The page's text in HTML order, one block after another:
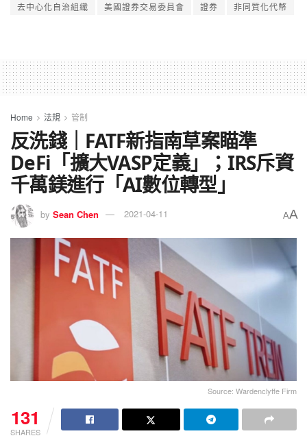
去中心化自治組織
美國證券交易委員會 證券 非同質化代幣
Home 法規 管制
反洗錢｜FATF新指南草案瞄準
DeFi「擴大VASP定義」；IRS斥資
千萬鎂進行「AI數位轉型」
by Sean Chen 2021-04-11 AA
Source: Wardenclyffe Firm
131
SHARES